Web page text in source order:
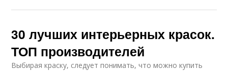
30 лучших интерьерных красок.
ТОП производителей
Выбирая краску, следует понимать, что можно купить